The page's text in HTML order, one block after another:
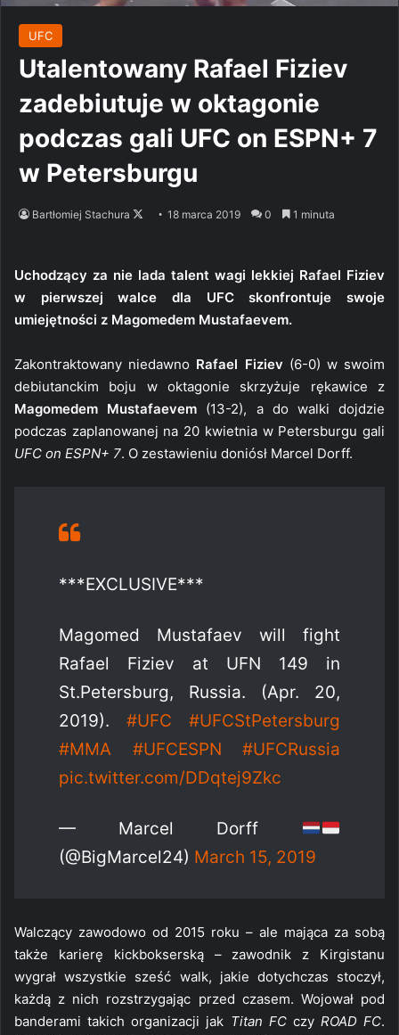
UFC
Utalentowany Rafael Fiziev
zadebiutuje w oktagonie
podczas gali UFC on ESPN+ 7
w Petersburgu
Bartłomiej Stachura
Follow18 marca 2019 0 1 minuta
Uchodzący za nie lada talent wagi lekkiej Rafael Fiziev
w pierwszej walce dla UFC skonfrontuje swoje
umiejętności z Magomedem Mustafaevem.
Zakontraktowany niedawno Rafael Fiziev (6-0) w swoim
debiutanckim boju w oktagonie skrzyżuje rękawice z
Magomedem Mustafaevem (13-2), a do walki dojdzie
podczas zaplanowanej na 20 kwietnia w Petersburgu gali
UFC on ESPN+ 7. O zestawieniu doniósł Marcel Dorff.
***EXCLUSIVE***
Magomed Mustafaev will fight
Rafael Fiziev at UFN 149 in
St.Petersburg, Russia. (Apr. 20,
2019). #UFC
#UFCStPetersburg
#MMA
#UFCESPN
#UFCRussia
pic.twitter.com/DDqtej9Zkc
— Marcel Dorff
(@BigMarcel24) March 15, 2019
Walczący zawodowo od 2015 roku – ale mająca za sobą
także karierę kickbokserską – zawodnik z Kirgistanu
wygrał wszystkie sześć walk, jakie dotychczas stoczył,
każdą z nich rozstrzygając przed czasem. Wojował pod
banderami takich organizacji jak Titan FCczy ROAD FC.